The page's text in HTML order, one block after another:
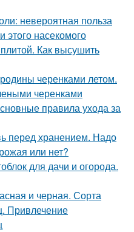
невероятная польза
этого насекомого
Как высушить
черенками летом.
черенками
правила ухода за
перед хранением. Надо
или нет?
для дачи и огорода.
и черная. Сорта
Привлечение